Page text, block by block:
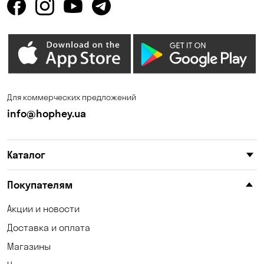
Запорожье
Каменское Катериновка
Княжичи
Кропивницкий
Кулеши
Лески
Для коммерческих предложений
info@hophey.ua
Каталог
Покупателям
Акции и новости
Доставка и оплата
Магазины